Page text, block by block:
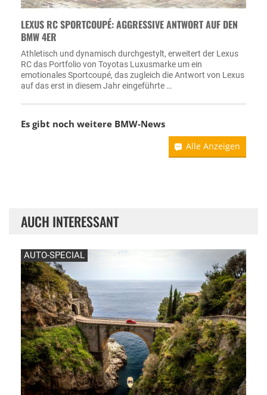
LEXUS RC SPORTCOUPÉ: AGGRESSIVE ANTWORT AUF DEN
BMW 4ER
Athletisch und dynamisch durchgestylt, erweitert der Lexus
RC das Portfolio von Toyotas Luxusmarke um ein
emotionales Sportcoupé, das zugleich die Antwort von Lexus
auf das erst in diesem Jahr eingeführte …
Es gibt noch weitere BMW-News
Alle Anzeigen
AUCH INTERESSANT
AUTO-SPECIAL